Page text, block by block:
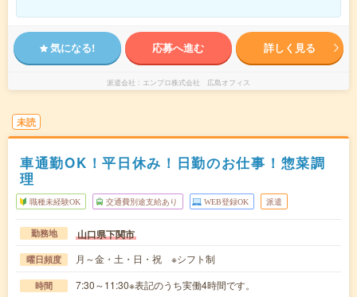
気になる! 応募へ進む 詳しく見る
派遣会社 エンプロ株式会社 広島オフィス
未読
車通勤OK！平日休み！日勤のお仕事！惣菜調
理
職種未経験OK 交通費別途支給あり WEB登録OK 派遣
勤務地 山口県下関市
曜日頻度 月～金・土・日・祝 ※シフト制
時間 7:30～11:30※表記のうち実働4時間です。